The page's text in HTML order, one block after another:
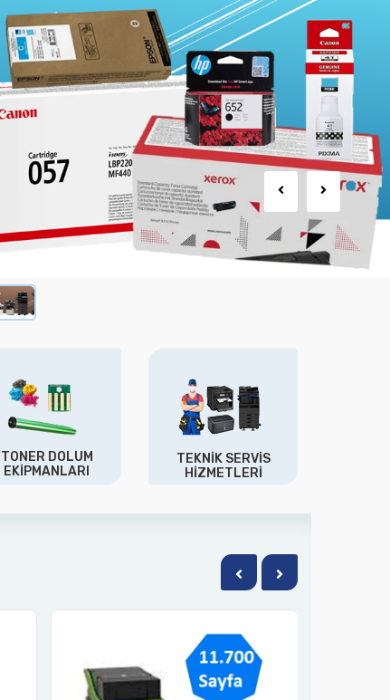
TONER DOLUM
EKİPMANLARI
TEKNİK SERVİS
HİZMETLERİ